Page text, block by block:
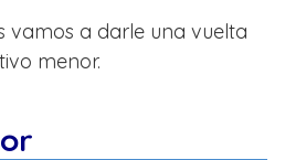
vamos a darle una vuelta
menor.